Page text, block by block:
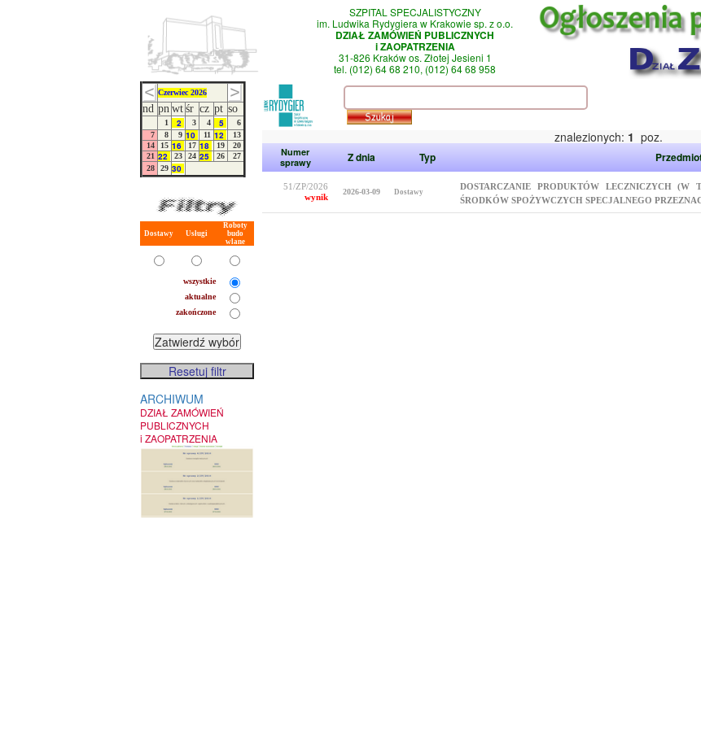
SZPITAL SPECJALISTYCZNY
im. Ludwika Rydygiera w Krakowie sp. z o.o.
DZIAŁ ZAMÓWIEŃ PUBLICZNYCH
i ZAOPATRZENIA
31-826 Kraków os. Złotej Jesieni 1
tel. (012) 64 68 210, (012) 64 68 958
Czerwiec 2026
nd pn wt śr cz pt so
1 2 3 4 5
6
7
8 9 10 11 12
13
14
15 16 17 18 19
20
21 22 23 24 25 26
27
28
29 30
Dostawy Usługi
Roboty
budo
wlane
wszystkie
aktualne
zakończone
ARCHIWUM
DZIAŁ ZAMÓWIEŃ
PUBLICZNYCH
i ZAOPATRZENIA
znalezionych: 1 poz.
Numer
sprawy
Z dnia Typ
51/ZP/2026
wynik
2026-03-09 Dostawy
DOSTARCZANIE PRODUKTÓW LECZNICZYCH
ŚRODKÓW SPOŻYWCZYCH SPECJALNEGO